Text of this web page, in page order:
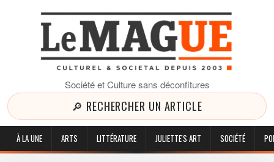
Société et Culture sans déconfitures
🔎 RECHERCHER UN ARTICLE
À LA UNE ARTS LITTÉRATURE JULIETTE'S ART SOCIÉTÉ